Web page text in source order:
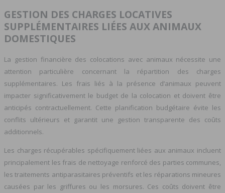
GESTION DES CHARGES LOCATIVES
SUPPLÉMENTAIRES LIÉES AUX ANIMAUX
DOMESTIQUES
La gestion financière des colocations avec animaux nécessite une
attention particulière concernant la répartition des charges
supplémentaires. Les frais liés à la présence d’animaux peuvent
impacter significativement le budget de la colocation et doivent être
anticipés contractuellement. Cette planification budgétaire évite les
conflits ultérieurs et garantit une gestion transparente des coûts
additionnels.
Les charges récupérables spécifiquement liées aux animaux incluent
principalement les frais de nettoyage renforcé des parties communes,
les traitements antiparasitaires préventifs et les réparations mineures
causées par les griffures ou les morsures. Ces coûts doivent être